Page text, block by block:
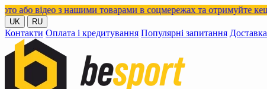
з нашими товарами в соцмережах та отримуйте кешбек!
UK RU
Контакти Оплата і кредитування Популярні запитання Доставка